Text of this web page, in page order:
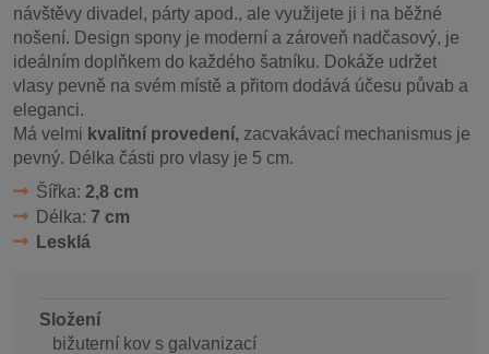
návštěvy divadel, párty apod., ale využijete ji i na běžné
nošení. Design spony je moderní a zároveň nadčasový, je
ideálním doplňkem do každého šatníku. Dokáže udržet
vlasy pevně na svém místě a přitom dodává účesu půvab a
eleganci.
Má velmi kvalitní provedení, zacvakávací mechanismus je
pevný. Délka části pro vlasy je 5 cm.
Šířka: 2,8 cm
Délka: 7 cm
Lesklá
Složení
bižuterní kov s galvanizací